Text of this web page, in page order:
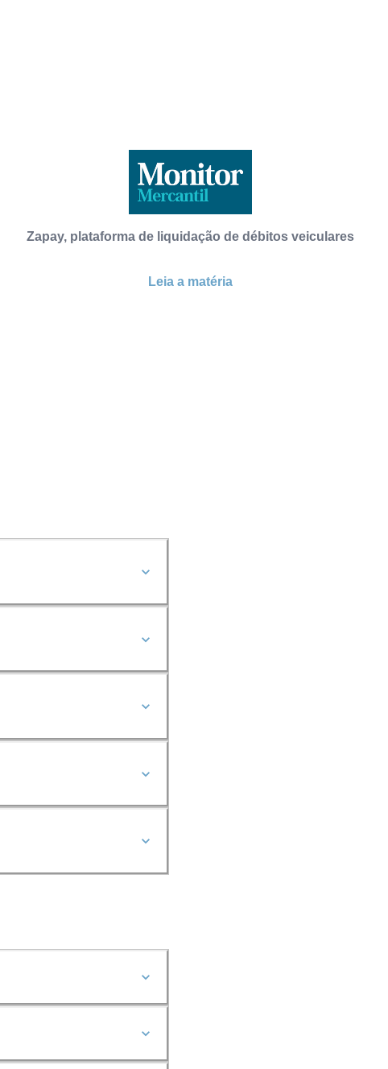
Zapay, plataforma de liquidação de débitos veiculares
Leia a matéria